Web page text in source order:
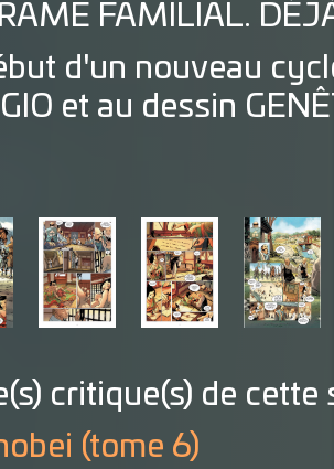
FAMILIAL.
d'un nouveau
et au dessin
critique(s) de cette
(tome 6)